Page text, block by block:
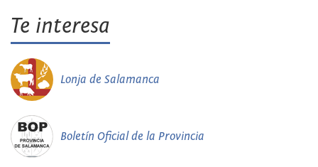
Te interesa
Lonja de Salamanca
Boletín Oficial de la Provincia